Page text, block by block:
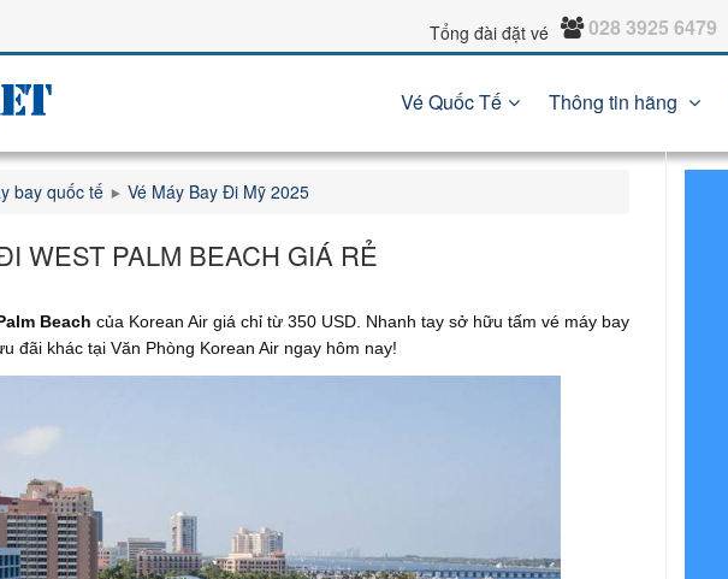
Tổng đài đặt vé 028 3925 6479
Vé Quốc Tế Thông tin hãng
bay quốc tế Vé Máy Bay Đi Mỹ 2025
WEST PALM BEACH GIÁ RẺ
Beach của Korean Air giá chỉ từ 350 USD. Nhanh tay sở hữu tấm vé máy bay
đãi khác tại Văn Phòng Korean Air ngay hôm nay!